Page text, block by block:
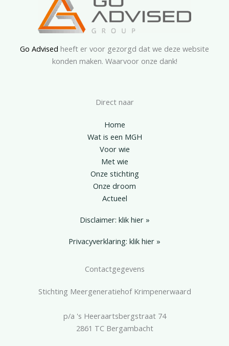
Go Advised heeft er voor gezorgd dat we deze website
konden maken. Waarvoor onze dank!
Direct naar
Home
Wat is een MGH
Voor wie
Met wie
Onze stichting
Onze droom
Actueel
Disclaimer: klik hier »
Privacyverklaring: klik hier »
Contactgegevens
Stichting Meergeneratiehof Krimpenerwaard
p/a 's Heeraartsbergstraat 74
2861 TC Bergambacht